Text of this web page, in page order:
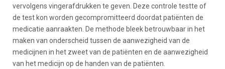
vervolgens vingerafdrukken te geven. Deze controle testte of
de test kon worden gecompromitteerd doordat patiënten de
medicatie aanraakten. De methode bleek betrouwbaar in het
maken van onderscheid tussen de aanwezigheid van de
medicijnen in het zweet van de patiënten en de aanwezigheid
van het medicijn op de handen van de patiënten.